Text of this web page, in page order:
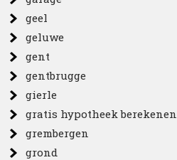
geel
geluwe
gent
gentbrugge
gierle
gratis hypotheek berekenen
grembergen
grond